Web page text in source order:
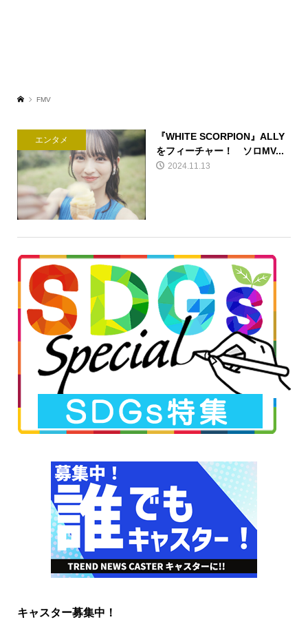
FMV
エンタメ
『WHITE SCORPION』ALLY
をフィーチャー！ ソロMV...
2024.11.13
キャスター募集中！